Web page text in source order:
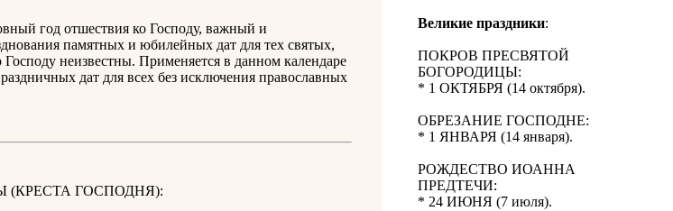
год отшествия ко Господу, важный и
памятных и юбилейных дат для тех святых,
неизвестны. Применяется в данном календаре
дат для всех без исключения православных
ГОСПОДНЯ):
Великие праздники:
ПОКРОВ ПРЕСВЯТОЙ
БОГОРОДИЦЫ:
* 1 ОКТЯБРЯ (14 октября).
ОБРЕЗАНИЕ ГОСПОДНЕ:
* 1 ЯНВАРЯ (14 января).
РОЖДЕСТВО ИОАННА
ПРЕДТЕЧИ:
* 24 ИЮНЯ (7 июля).